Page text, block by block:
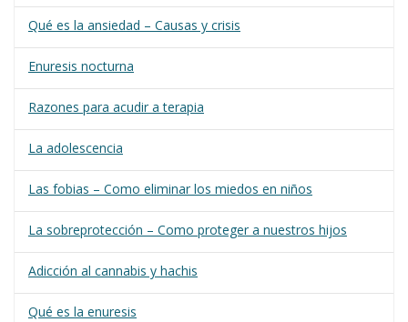
Qué es la ansiedad – Causas y crisis
Enuresis nocturna
Razones para acudir a terapia
La adolescencia
Las fobias – Como eliminar los miedos en niños
La sobreprotección – Como proteger a nuestros hijos
Adicción al cannabis y hachis
Qué es la enuresis